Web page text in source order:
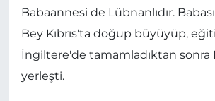
Babaannesi de Lübnanlıdır.
Bey Kıbrıs'ta doğup büyüyüp,
İngiltere'de tamamladıktan sonra
yerleşti.